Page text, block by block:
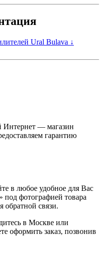
Ural Bulava ↓
— магазин
гарантию
в любое удобное для Вас
под фотографией товара
связи.
в Москве или
оформить заказ, позвонив